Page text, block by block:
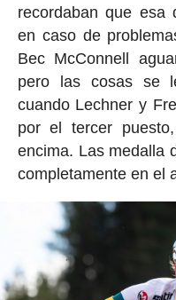
recordaban que esa
en caso de
Bec McConnell
pero las cosas se
cuando Lechner y
por el tercer
encima. Las medalla
completamente en el